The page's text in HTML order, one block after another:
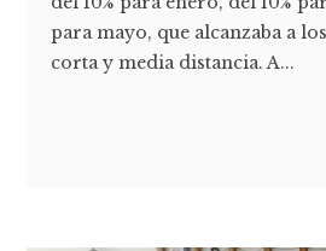
para mayo, que alcanzaba a
corta y media distancia. A...